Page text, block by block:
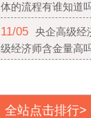
体的流程有谁知道
11/05 央企高级经
级经济师含金量高
全站点击排行>